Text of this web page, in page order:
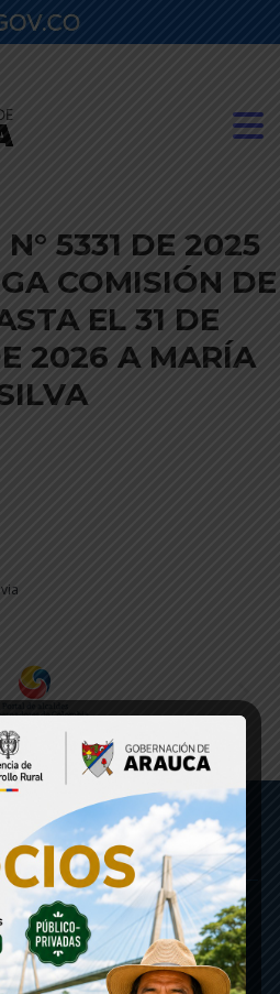
5331 DE 2025
COMISIÓN DE
EL 31 DE
2026 A MARÍA